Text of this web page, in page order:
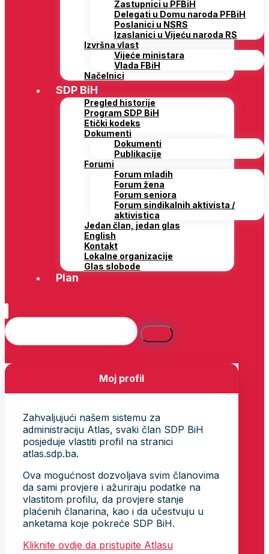
Zastupnici u PFBiH
Delegati u Domu naroda PFBiH
Poslanici u NSRS
Izaslanici u Vijeću naroda RS
Izvršna vlast
Vijeće ministara
Vlada FBiH
Načelnici
SDP BiH
Pregled historije
Program SDP BiH
Etički kodeks
Dokumenti
Dokumenti
Publikacije
Forumi
Forum mladih
Forum žena
Forum seniora
Forum sindikalnih aktivista /
aktivistica
Jedan član, jedan glas
English
Kontakt
Lokalne organizacije
Glas slobode
Plan
Moj profil
Zahvaljujući našem sistemu za
administraciju Atlas, svaki član SDP BiH
posjeduje vlastiti profil na stranici
atlas.sdp.ba.
Ova mogućnost dozvoljava svim članovima
da sami provjere i ažuriraju podatke na
vlastitom profilu, da provjere stanje
plaćenih članarina, kao i da učestvuju u
anketama koje pokreće SDP BiH.
Kliknite ovdje da pristupite Atlasu